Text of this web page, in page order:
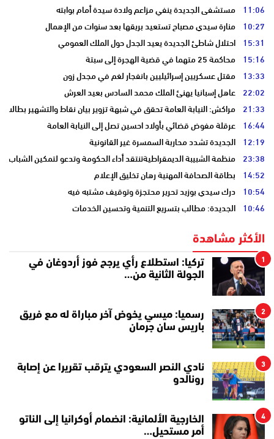
11:06 مستشفى الجديدة ينفي مزاعم ولادة سيدة أمام بوابته
10:27 منارة سيدي مصباح تستعيد بريقها بعد سنوات من الإهمال
15:31 احتلال شاطئ الجديدة يعيد الجدل حول الملك العمومي
15:16 محاكمة 25 متهما في قضية الهجرة إلى سبتة
13:33 مقتل عسكريين إسرائيليين بانفجار لغم في مجدل زون
22:02 عاهل إسبانيا يهنئ الملك محمد السادس بعيد العرش
21:33 مراكش: النيابة العامة تحقق في شبهة تزوير بيان نقاط والتشهير بطالب
16:44 عرقلة مفوض قضائي بأولاد احسين تصل إلى النيابة العامة
12:19 الجديدة تشدد محاربة السمسرة غير القانونية
23:38 منظمة الشبيبة الديمقراطيةتنتقد أداء الحكومة وتدعو لتمكين الشباب
14:52 بطاقة الصحافة المهنية رهان تخليق الإعلام
10:54 درك سيدي بوزيد تحرير محتجزة وتوقيف مشتبه فيه
10:46 الجديدة: مطالب بتسريع التنمية وتحسين الخدمات
الأكثر مشاهدة
1
تركيا: استطلاع رأي يرجح فوز أردوغان في
الجولة الثانية من…
2
رسميا: ميسي يخوض آخر مباراة له مع فريق
باريس سان جرمان
3
نادي النصر السعودي يترقب تقريرا عن إصابة
رونالدو
4
الخارجية الألمانية: انضمام أوكرانيا إلى الناتو
أمر مستحيل…